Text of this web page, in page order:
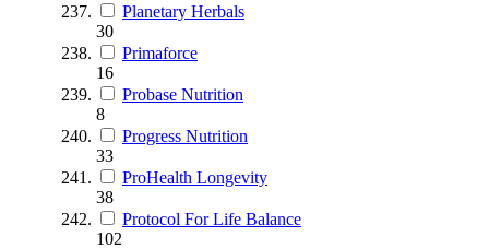
Planetary Herbals
30
Primaforce
16
Probase Nutrition
8
Progress Nutrition
33
ProHealth Longevity
38
Protocol For Life Balance
102